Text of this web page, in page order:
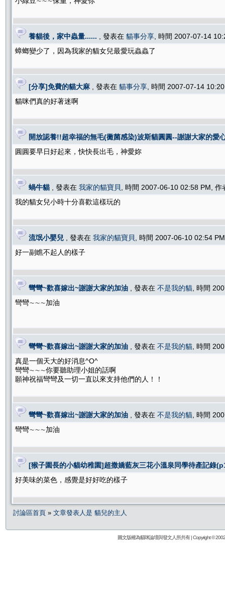
養貓後，家中蟲量...... , 發表在 貓事分享 , 時間 2007-07-14
蟑螂變少了，因為我家的貓女兒最愛玩蟲蟲了
[分享]免費的貓大麻 , 發表在 貓事分享 , 時間 2007-07-14
貓咪們真的好著迷啊
開放認養!!超幸福的無毛(黴菌感染)波斯貓圓圓--謝謝大家的愛
圓圓要早日好起來，快快長出毛，神愛妳
蝸牛貓 , 發表在 我家的貓寶貝
, 時間 2007-06-10 02:58 PM,
我的貓女兒小時十分喜歡這樣玩的
流氓小嬰兒 , 發表在 我家的貓寶貝
, 時間 2007-06-10 02:54
好一副瞧不起人的樣子
彎彎~歡喜嫁出~謝謝大家的加油 , 發表在 不是我的貓 , 時間
彎彎∼∼∼加油
彎彎~歡喜嫁出~謝謝大家的加油 , 發表在 不是我的貓 , 時間
真是一個天大的好消息^O^
彎彎∼∼∼你要聽助理小姐的話啊
願神祝福彎彎及一切一直以來支持他們的人！！
彎彎~歡喜嫁出~謝謝大家的加油 , 發表在 不是我的貓 , 時間
彎彎∼∼∼加油
[猴子園長的小貓幼稚園]超撒嬌藍灰三花小溫泉同學待產記錄
好美味的菜色，感覺是好好吃的樣子
討論區首頁 » 文章發表人是 貓兒的主人
圖文版權為貓咪論壇與發文人所共有 | Copyright ©